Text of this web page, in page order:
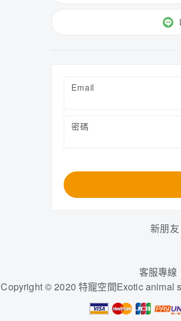
Email
密碼
新朋友
客服專線
Copyright © 2020 特寵空間Exotic animal